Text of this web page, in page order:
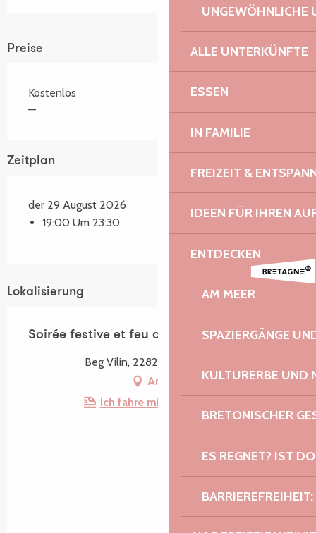
UNGEWÖHNLICHE
ALLE UNTERKÜNFTE
ESSEN
IN FAMILIE
FREIZEIT &
IDEEN FÜR IHREN
ENTDECKEN
AM MEER
SPAZIERGÄNGE
KULTURERBE UND
BRETONISCHER
ES REGNET? IST
Preise
Kostenlos
—
Zeitplan
der 29 August 2026
19:00 Um 23:30
Lokalisierung
Soirée festive et feu d'artifice
Beg Vilin, 22820 Plougrescant
Anfahrt
Ich fahre mit dem Zug hin!